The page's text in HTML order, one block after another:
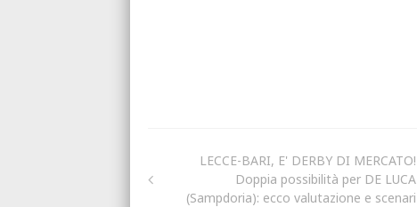
LECCE-BARI, E' DERBY DI MERCATO!
Doppia possibilità per DE LUCA
(Sampdoria): ecco valutazione e scenari